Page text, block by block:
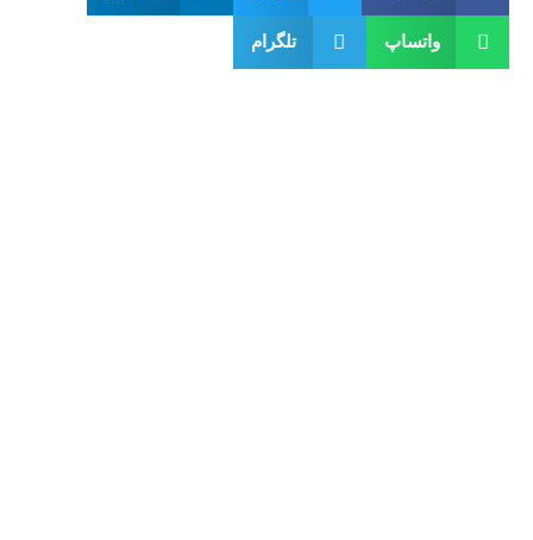
واتساپ تلگرام